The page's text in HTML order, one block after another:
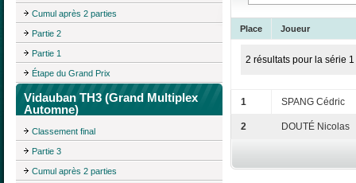
Cumul après 2 parties
Partie 2
Partie 1
Étape du Grand Prix
Vidauban TH3 (Grand Multiplex
Automne)
Classement final
Partie 3
Cumul après 2 parties
Place Joueur
2 résultats pour la série 1
1 SPANG Cédric
2 DOUTÉ Nicolas